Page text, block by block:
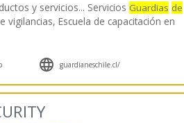
y servicios... Servicios Guardias de
vigilancias, Escuela de capacitación en
 guardianeschile.cl/